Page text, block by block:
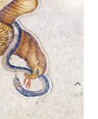
Volk und